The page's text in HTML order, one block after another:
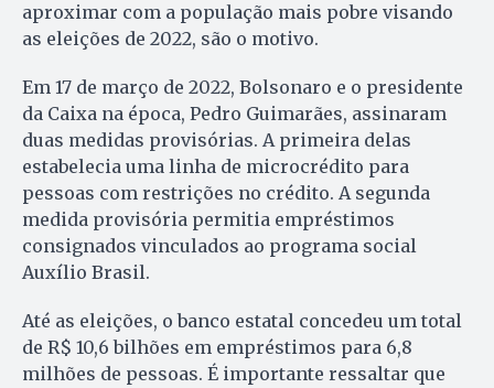
aproximar com a população mais pobre visando
as eleições de 2022, são o motivo.
Em 17 de março de 2022, Bolsonaro e o presidente
da Caixa na época, Pedro Guimarães, assinaram
duas medidas provisórias. A primeira delas
estabelecia uma linha de microcrédito para
pessoas com restrições no crédito. A segunda
medida provisória permitia empréstimos
consignados vinculados ao programa social
Auxílio Brasil.
Até as eleições, o banco estatal concedeu um total
de R$ 10,6 bilhões em empréstimos para 6,8
milhões de pessoas. É importante ressaltar que